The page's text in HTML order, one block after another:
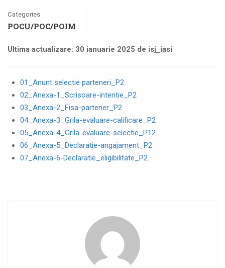
Categories
POCU/POC/POIM
Ultima actualizare: 30 ianuarie 2025 de isj_iasi
01_Anunt selectie parteneri_P2
02_Anexa-1_Scrisoare-intentie_P2
03_Anexa-2_Fisa-partener_P2
04_Anexa-3_Grila-evaluare-calificare_P2
05_Anexa-4_Grila-evaluare-selectie_P12
06_Anexa-5_Declaratie-angajament_P2
07_Anexa-6-Declaratie_eligibilitate_P2